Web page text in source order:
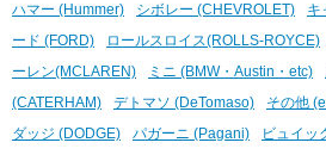
ハマー (Hummer) シボレー (CHEVROLET) キ
ード (FORD)
ロールスロイス(ROLLS-ROYCE)
ーレン(MCLAREN)
ミニ (BMW・Austin・etc)
(CATERHAM)
デトマソ (DeTomaso) その他
ダッジ (DODGE)
パガーニ (Pagani) ビュイッ